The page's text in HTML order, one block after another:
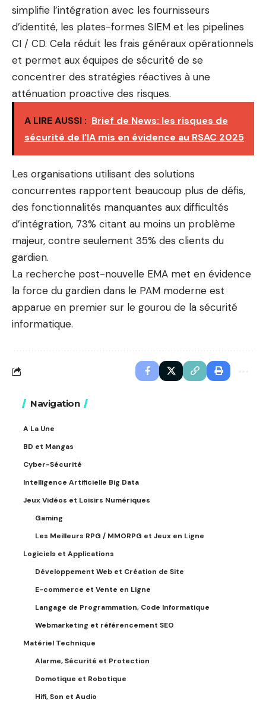
simplifie l’intégration avec les fournisseurs
d’identité, les plates-formes SIEM et les pipelines
CI / CD. Cela réduit les frais généraux opérationnels
et permet aux équipes de sécurité de se
concentrer des stratégies réactives à une
atténuation proactive des risques.
A LIRE AUSSI : Brief de News: les risques de
sécurité de l'IA mis en évidence au RSAC 2025
Les organisations utilisant des solutions
concurrentes rapportent beaucoup plus de défis,
des fonctionnalités manquantes aux difficultés
d’intégration, 73% citant au moins un problème
majeur, contre seulement 35% des clients du
gardien.
La recherche post-nouvelle EMA met en évidence
la force du gardien dans le PAM moderne est
apparue en premier sur le gourou de la sécurité
informatique.
Navigation
A La Une
BD et Mangas
Cyber-Sécurité
Intelligence Artificielle Big Data
Jeux Vidéos et Loisirs Numériques
Gaming
Les Meilleurs RPG / MMORPG et Jeux en Ligne
Logiciels et Applications
Développement Web et Création de Site
E-commerce et Vente en Ligne
Langage de Programmation, Code Informatique
Webmarketing et référencement SEO
Matériel Technique
Alarme, Sécurité et Protection
Domotique et Robotique
Hifi, Son et Audio